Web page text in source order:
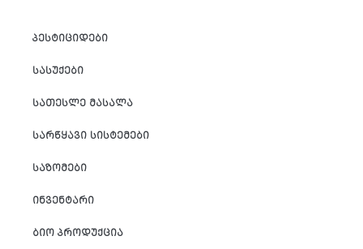
ᲞᲔᲡᲢᲘᲪᲘᲓᲔᲑᲘ
ᲡᲐᲡᲣᲥᲔᲑᲘ
ᲡᲐᲗᲔᲡᲚᲔ ᲛᲐᲡᲐᲚᲐ
ᲡᲐᲠᲬᲧᲐᲕᲘ ᲡᲘᲡᲢᲔᲛᲔᲑᲘ
ᲡᲐᲖᲝᲛᲔᲑᲘ
ᲘᲜᲕᲔᲜᲢᲐᲠᲘ
ᲑᲘᲝ ᲞᲠᲝᲓᲣᲥᲪᲘᲐ